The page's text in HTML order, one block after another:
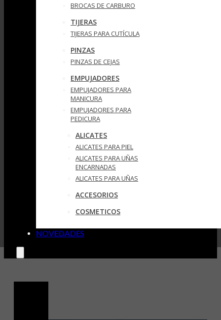
BROCAS DE CARBURO
TIJERAS
TIJERAS PARA CUTÍCULA
PINZAS
PINZAS DE CEJAS
EMPUJADORES
EMPUJADORES PARA
MANICURA
EMPUJADORES PARA
PEDICURA
ALICATES
ALICATES PARA PIEL
ALICATES PARA UÑAS
ENCARNADAS
ALICATES PARA UÑAS
ACCESORIOS
COSMETICOS
NOVEDADES